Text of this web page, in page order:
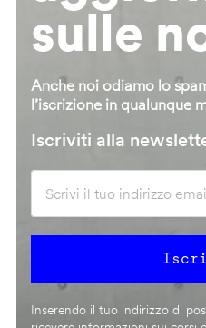
sulle
Anche noi odiamo lo
l’iscrizione in qualunque
Iscriviti alla
Inserendo il tuo indirizzo di